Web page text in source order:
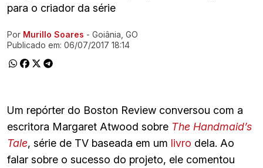
para o criador da série
Ir direto pra matéria
Por Murillo Soares - Goiânia, GO
Publicado em: 06/07/2017 18:14
Um repórter do Boston Review conversou com a
escritora Margaret Atwood sobre The Handmaid’s
Tale, série de TV baseada em um livro dela. Ao
falar sobre o sucesso do projeto, ele comentou